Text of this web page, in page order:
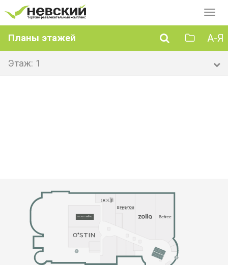
Планы этажей А-Я
Этаж: 1